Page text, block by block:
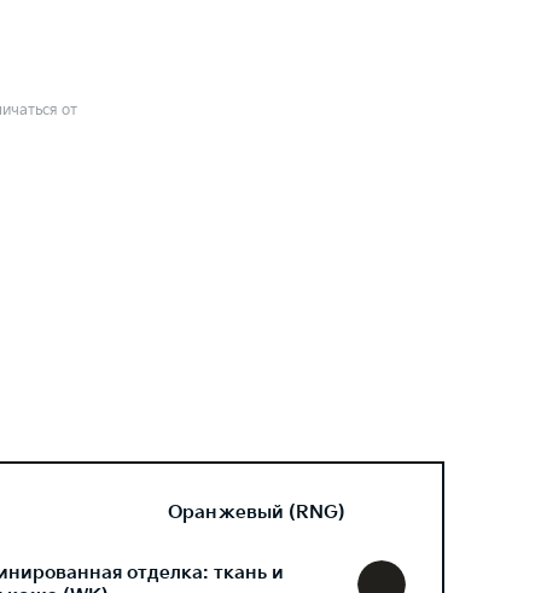
от
Оранжевый (RNG)
отделка: ткань и